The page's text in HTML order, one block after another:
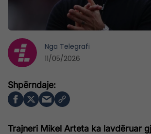
Trajneri Mikel Arteta ka lavdëruar
Nga Telegrafi
11/05/2026